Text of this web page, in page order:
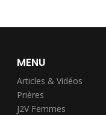
MENU
Articles & Vidéos
Prières
J2V Femmes